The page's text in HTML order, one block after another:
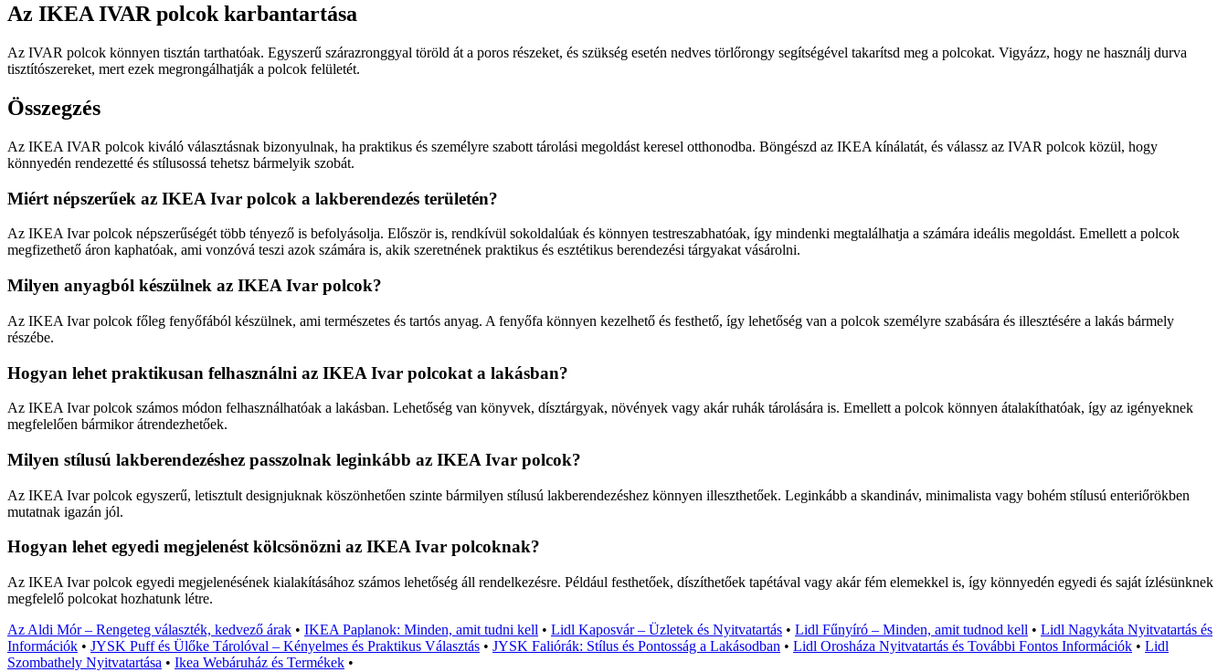
Az IKEA IVAR polcok karbantartása
Az IVAR polcok könnyen tisztán tarthatóak. Egyszerű szárazronggyal töröld át a poros részeket, és szükség esetén nedves törlőrongy segítségével takarítsd meg a polcokat. Vigyázz, hogy ne használj durva
tisztítószereket, mert ezek megrongálhatják a polcok felületét.
Összegzés
Az IKEA IVAR polcok kiváló választásnak bizonyulnak, ha praktikus és személyre szabott tárolási megoldást keresel otthonodba. Böngészd az IKEA kínálatát, és válassz az IVAR polcok közül, hogy
könnyedén rendezetté és stílusossá tehetsz bármelyik szobát.
Miért népszerűek az IKEA Ivar polcok a lakberendezés területén?
Az IKEA Ivar polcok népszerűségét több tényező is befolyásolja. Először is, rendkívül sokoldalúak és könnyen testreszabhatóak, így mindenki megtalálhatja a számára ideális megoldást. Emellett a polcok
megfizethető áron kaphatóak, ami vonzóvá teszi azok számára is, akik szeretnének praktikus és esztétikus berendezési tárgyakat vásárolni.
Milyen anyagból készülnek az IKEA Ivar polcok?
Az IKEA Ivar polcok főleg fenyőfából készülnek, ami természetes és tartós anyag. A fenyőfa könnyen kezelhető és festhető, így lehetőség van a polcok személyre szabására és illesztésére a lakás bármely
részébe.
Hogyan lehet praktikusan felhasználni az IKEA Ivar polcokat a lakásban?
Az IKEA Ivar polcok számos módon felhasználhatóak a lakásban. Lehetőség van könyvek, dísztárgyak, növények vagy akár ruhák tárolására is. Emellett a polcok könnyen átalakíthatóak, így az igényeknek
megfelelően bármikor átrendezhetőek.
Milyen stílusú lakberendezéshez passzolnak leginkább az IKEA Ivar polcok?
Az IKEA Ivar polcok egyszerű, letisztult designjuknak köszönhetően szinte bármilyen stílusú lakberendezéshez könnyen illeszthetőek. Leginkább a skandináv, minimalista vagy bohém stílusú enteriőrökben
mutatnak igazán jól.
Hogyan lehet egyedi megjelenést kölcsönözni az IKEA Ivar polcoknak?
Az IKEA Ivar polcok egyedi megjelenésének kialakításához számos lehetőség áll rendelkezésre. Például festhetőek, díszíthetőek tapétával vagy akár fém elemekkel is, így könnyedén egyedi és saját ízlésünknek
megfelelő polcokat hozhatunk létre.
Az Aldi Mór – Rengeteg választék, kedvező árak • IKEA Paplanok: Minden, amit tudni kell • Lidl Kaposvár – Üzletek és Nyitvatartás • Lidl Fűnyíró – Minden, amit tudnod kell • Lidl Nagykáta Nyitvatartás és
Információk • JYSK Puff és Ülőke Tárolóval – Kényelmes és Praktikus Választás • JYSK Faliórák: Stílus és Pontosság a Lakásodban • Lidl Orosháza Nyitvatartás és További Fontos Információk • Lidl
Szombathely Nyitvatartása • Ikea Webáruház és Termékek •